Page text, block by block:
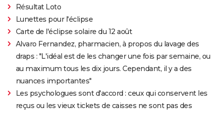
Résultat Loto
Lunettes pour l'éclipse
Carte de l'éclipse solaire du 12 août
Alvaro Fernandez, pharmacien, à propos du lavage des
draps : "L'idéal est de les changer une fois par semaine, ou
au maximum tous les dix jours. Cependant, il y a des
nuances importantes"
Les psychologues sont d'accord : ceux qui conservent les
reçus ou les vieux tickets de caisses ne sont pas des